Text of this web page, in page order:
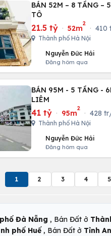
BÁN 52M – 8 TẦNG –
TÔ
21.5 tỷ · 52m
2
· 410
Thành phố Hà Nội
Nguyễn Đức Hải
Đăng hôm qua
BÁN 95M - 5 TẦNG -
LIÊM
41 tỷ · 95m
2
· 428
Thành phố Hà Nội
Nguyễn Đức Hải
Đăng hôm qua
1 2 3 4 5
Đà Nẵng , Bán Đất ở
phố Huế , Bán Đất ở Tỉnh